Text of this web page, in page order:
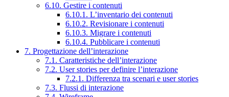
6.10. Gestire i contenuti
6.10.1. L’inventario dei contenuti
6.10.2. Revisionare i contenuti
6.10.3. Migrare i contenuti
6.10.4. Pubblicare i contenuti
7. Progettazione dell’interazione
7.1. Caratteristiche dell’interazione
7.2. User stories per definire l’interazione
7.2.1. Differenza tra scenari e user stories
7.3. Flussi di interazione